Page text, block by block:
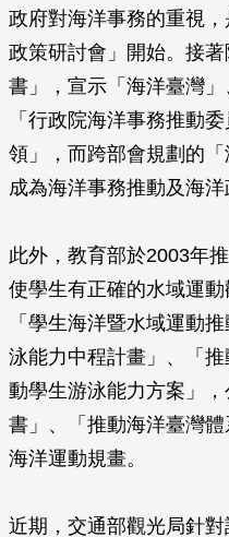
政府對海洋事務的重視
政策研討會」開始。接
書」，宣示「海洋臺灣
「行政院海洋事務推動
領」，而跨部會規劃的「
成為海洋事務推動及海洋
此外，教育部於2003年
使學生有正確的水域運
「學生海洋暨水域運動
泳能力中程計畫」、「
動學生游泳能力方案」
書」、「推動海洋臺灣
海洋運動規畫。
近期，交通部觀光局針